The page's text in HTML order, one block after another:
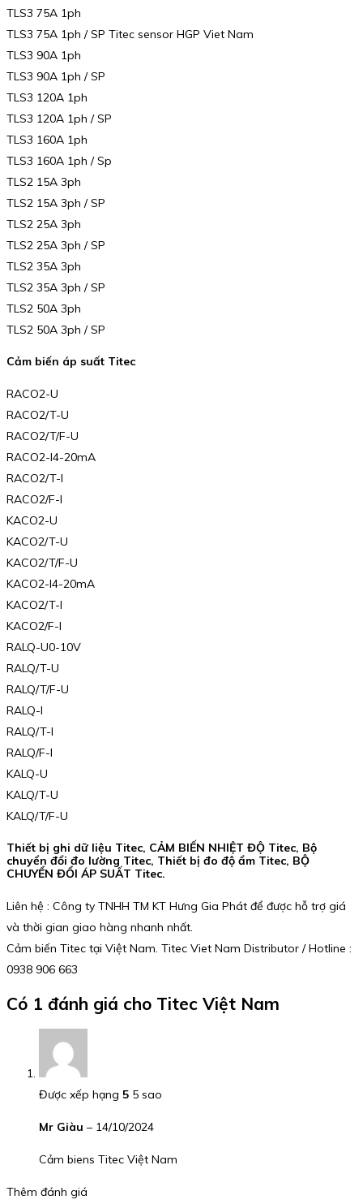
TLS3 75A 1ph
TLS3 75A 1ph / SP Titec sensor HGP Viet Nam
TLS3 90A 1ph
TLS3 90A 1ph / SP
TLS3 120A 1ph
TLS3 120A 1ph / SP
TLS3 160A 1ph
TLS3 160A 1ph / Sp
TLS2 15A 3ph
TLS2 15A 3ph / SP
TLS2 25A 3ph
TLS2 25A 3ph / SP
TLS2 35A 3ph
TLS2 35A 3ph / SP
TLS2 50A 3ph
TLS2 50A 3ph / SP
Cảm biến áp suất Titec
RACO2-U
RACO2/T-U
RACO2/T/F-U
RACO2-I4-20mA
RACO2/T-I
RACO2/F-I
KACO2-U
KACO2/T-U
KACO2/T/F-U
KACO2-I4-20mA
KACO2/T-I
KACO2/F-I
RALQ-U0-10V
RALQ/T-U
RALQ/T/F-U
RALQ-I
RALQ/T-I
RALQ/F-I
KALQ-U
KALQ/T-U
KALQ/T/F-U
Thiết bị ghi dữ liệu Titec, CẢM BIẾN NHIỆT ĐỘ Titec, Bộ
chuyển đổi đo lường Titec, Thiết bị đo độ ẩm Titec, BỘ
CHUYỂN ĐỔI ÁP SUẤT Titec.
Liên hệ : Công ty TNHH TM KT Hưng Gia Phát để được hỗ trợ giá
và thời gian giao hàng nhanh nhất.
Cảm biến Titec tại Việt Nam. Titec Viet Nam Distributor / Hotline :
0938 906 663
Có 1 đánh giá cho Titec Việt Nam
Được xếp hạng 5 5 sao
Mr Giàu – 14/10/2024
Cảm biens Titec Việt Nam
Thêm đánh giá